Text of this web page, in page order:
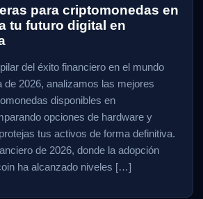
para criptomonedas en
tu futuro digital en
del éxito financiero en el mundo
de 2026, analizamos las mejores
disponibles en
opciones de hardware y
tus activos de forma definitiva.
de 2026, donde la adopción
ha alcanzado niveles […]